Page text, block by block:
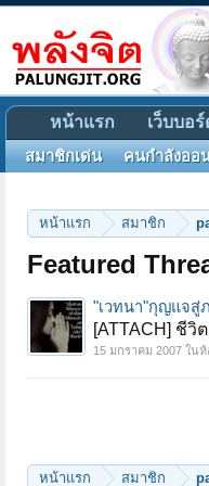
หน้าแรก สมาชิก
Featured
"เวทนา"กุญแจสู่
[ATTACH] ชี
15 มกราคม 2007 ในห้
หน้าแรก สมาชิก
หน้าแรก เว็บบอร์
สมาชิกเด่น คนกำลังออ